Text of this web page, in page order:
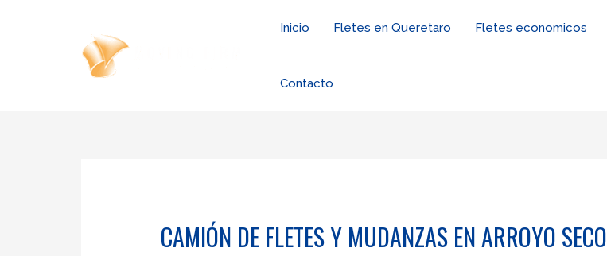
Inicio Fletes en Queretaro Fletes economicos
Contacto
CAMIÓN DE FLETES Y MUDANZAS EN ARROYO SECO